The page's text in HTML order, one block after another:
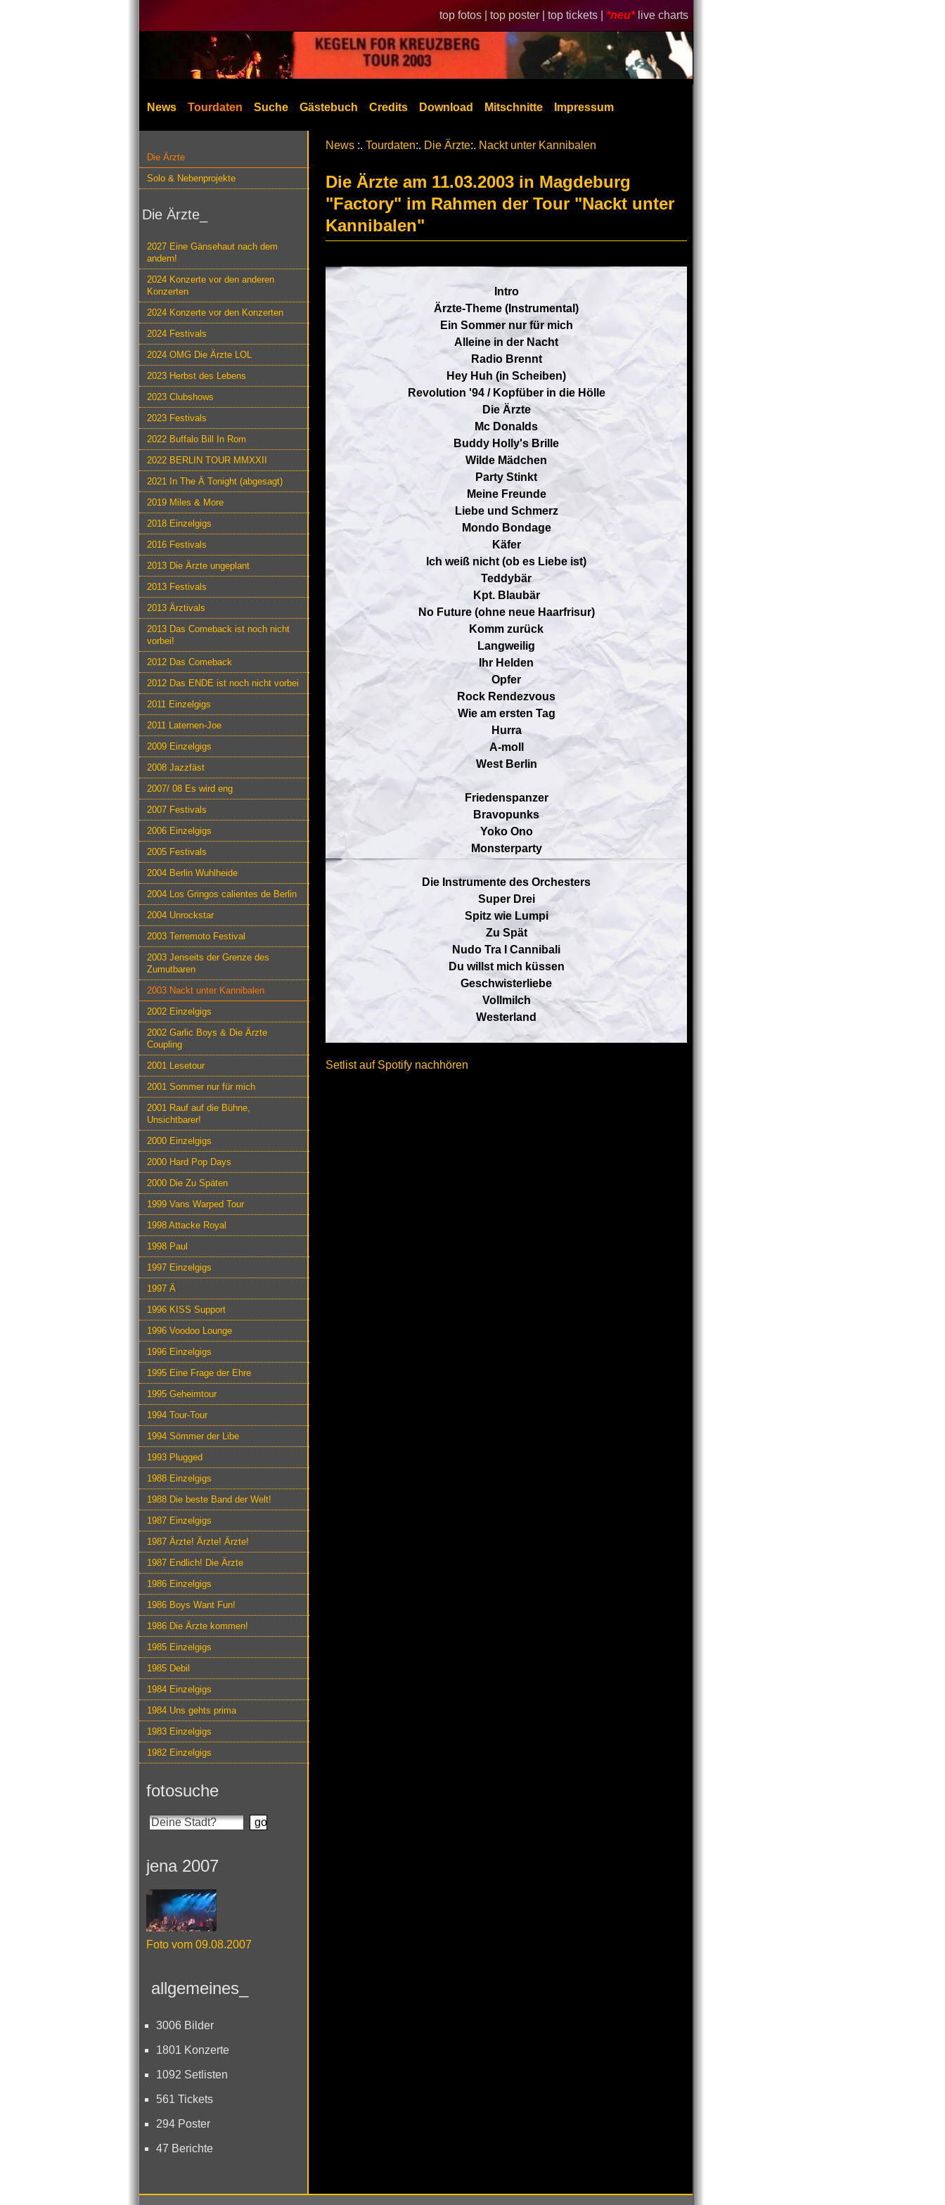
top fotos | top poster | top tickets | *neu* live charts
News Tourdaten Suche Gästebuch Credits Download Mitschnitte Impressum
Die Ärzte
Solo & Nebenprojekte
Die Ärzte_
2027 Eine Gänsehaut nach dem
andern!
2024 Konzerte vor den anderen
Konzerten
2024 Konzerte vor den Konzerten
2024 Festivals
2024 OMG Die Ärzte LOL
2023 Herbst des Lebens
2023 Clubshows
2023 Festivals
2022 Buffalo Bill In Rom
2022 BERLIN TOUR MMXXII
2021 In The Ä Tonight (abgesagt)
2019 Miles & More
2018 Einzelgigs
2016 Festivals
2013 Die Ärzte ungeplant
2013 Festivals
2013 Ärztivals
2013 Das Comeback ist noch nicht
vorbei!
2012 Das Comeback
2012 Das ENDE ist noch nicht vorbei
2011 Einzelgigs
2011 Laternen-Joe
2009 Einzelgigs
2008 Jazzfäst
2007/ 08 Es wird eng
2007 Festivals
2006 Einzelgigs
2005 Festivals
2004 Berlin Wuhlheide
2004 Los Gringos calientes de Berlin
2004 Unrockstar
2003 Terremoto Festival
2003 Jenseits der Grenze des
Zumutbaren
2003 Nackt unter Kannibalen
2002 Einzelgigs
2002 Garlic Boys & Die Ärzte
Coupling
2001 Lesetour
2001 Sommer nur für mich
2001 Rauf auf die Bühne,
Unsichtbarer!
2000 Einzelgigs
2000 Hard Pop Days
2000 Die Zu Späten
1999 Vans Warped Tour
1998 Attacke Royal
1998 Paul
1997 Einzelgigs
1997 Ä
1996 KISS Support
1996 Voodoo Lounge
1996 Einzelgigs
1995 Eine Frage der Ehre
1995 Geheimtour
1994 Tour-Tour
1994 Sömmer der Libe
1993 Plugged
1988 Einzelgigs
1988 Die beste Band der Welt!
1987 Einzelgigs
1987 Ärzte! Ärzte! Ärzte!
1987 Endlich! Die Ärzte
1986 Einzelgigs
1986 Boys Want Fun!
1986 Die Ärzte kommen!
1985 Einzelgigs
1985 Debil
1984 Einzelgigs
1984 Uns gehts prima
1983 Einzelgigs
1982 Einzelgigs
fotosuche
jena 2007
Foto vom 09.08.2007
allgemeines_
3006 Bilder
1801 Konzerte
1092 Setlisten
561 Tickets
294 Poster
47 Berichte
News :. Tourdaten:. Die Ärzte:. Nackt unter Kannibalen
Die Ärzte am 11.03.2003 in Magdeburg
"Factory" im Rahmen der Tour "Nackt unter
Kannibalen"
Intro
Ärzte-Theme (Instrumental)
Ein Sommer nur für mich
Alleine in der Nacht
Radio Brennt
Hey Huh (in Scheiben)
Revolution '94 / Kopfüber in die Hölle
Die Ärzte
Mc Donalds
Buddy Holly's Brille
Wilde Mädchen
Party Stinkt
Meine Freunde
Liebe und Schmerz
Mondo Bondage
Käfer
Ich weiß nicht (ob es Liebe ist)
Teddybär
Kpt. Blaubär
No Future (ohne neue Haarfrisur)
Komm zurück
Langweilig
Ihr Helden
Opfer
Rock Rendezvous
Wie am ersten Tag
Hurra
A-moll
West Berlin
Friedenspanzer
Bravopunks
Yoko Ono
Monsterparty
Die Instrumente des Orchesters
Super Drei
Spitz wie Lumpi
Zu Spät
Nudo Tra I Cannibali
Du willst mich küssen
Geschwisterliebe
Vollmilch
Westerland
Setlist auf Spotify nachhören